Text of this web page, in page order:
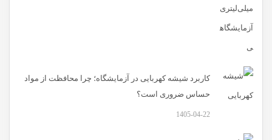
کاربرد شیشه کهربایی در آزمایشگاه؛ چرا محافظت از مواد
حساس ضروری است؟
1405-04-22